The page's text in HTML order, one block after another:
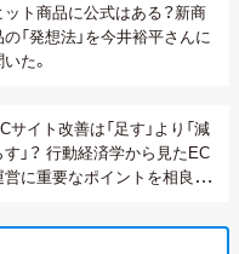
ット商品に公式はある？新商
の「発想法」を今井裕平さんに
いた。
サイト改善は「足す」より「減
す」？ 行動経済学から見たEC
営に重要なポイントを相良さ